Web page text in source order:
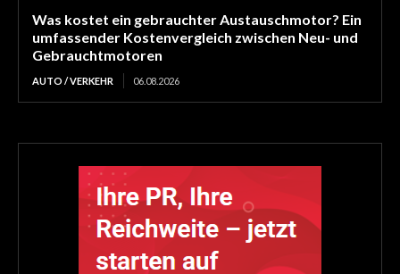
Was kostet ein gebrauchter Austauschmotor? Ein
umfassender Kostenvergleich zwischen Neu- und
Gebrauchtmotoren
AUTO / VERKEHR 06.08.2026